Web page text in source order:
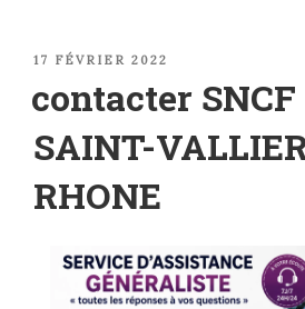
PUBLIÉ
17 FÉVRIER 2022
contacter
SAINT-
RHONE